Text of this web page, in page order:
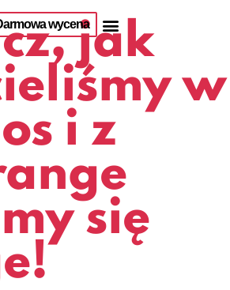
wycenajak
w
i z
się